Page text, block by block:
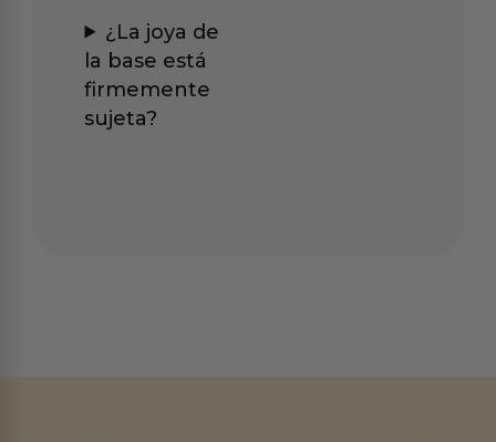
¿La joya de
la base está
firmemente
sujeta?